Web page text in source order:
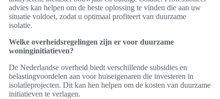
advies kan helpen om de beste oplossing te vinden die aan uw
situatie voldoet, zodat u optimaal profiteert van duurzame
isolatie.
Welke overheidsregelingen zijn er voor duurzame
woninginitiatieven?
De Nederlandse overheid biedt verschillende subsidies en
belastingvoordelen aan voor huiseigenaren die investeren in
isolatieprojecten. Dit kan hen helpen om de kosten van duurzame
initiatieven te verlagen.